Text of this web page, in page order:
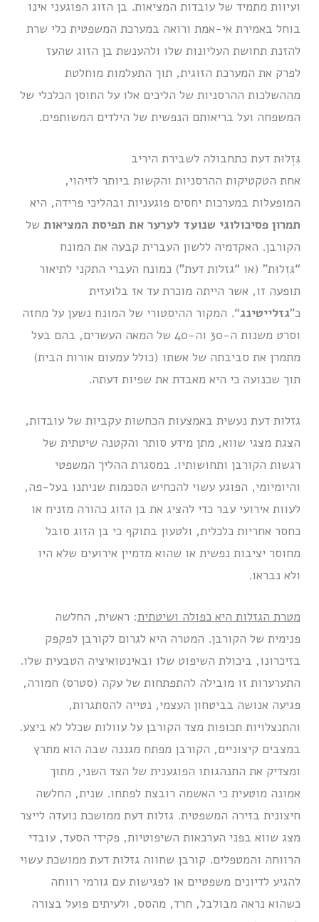
ועיוות מתמיד של עובדות המציאות. בן הזוג הפוגעני אינו
בוחל באמירת אי-אמת ורואה במערכת המשפטית כלי שרת
להזנת תחושת העליונות שלו ולהענשת בן הזוג שהעז
לפרק את המערכת הזוגית, תוך התעלמות מוחלטת
מההשלכות ההרסניות של הליכים אלו על החוסן הכלכלי של
המשפחה ועל בריאותם הנפשית של הילדים המשותפים.
גִּזְלוּת דעת כתחבולה לשבירת היריב
אחת הטקטיקות ההרסניות והקשות ביותר לזיהוי,
המופעלות במערכות יחסים פוגעניות ובהליכי פרידה, היא
תמרון פסיכולוגי שנועד לערער את תפיסת המציאות של
הקורבן. האקדמיה ללשון העברית קבעה את המונח
“גִּזְלוּת” (או “גזלות דעת”) כמונח העברי התקני לתיאור
תופעה זו, אשר הייתה מוכרת עד אז בלועזית
כ”גזלייטינג“. המקור ההיסטורי של המונח נשען על מחזה
וסרט משנות ה-30 וה-40 של המאה העשרים, בהם בעל
מתמרן את סביבתה של אשתו (כולל עמעום אורות הבית)
תוך שכנועה כי היא מאבדת את שפיות דעתה.
גזלות דעת נעשית באמצעות הכחשות עקביות של עובדות,
הצגת מצגי שווא, מתן מידע סותר והקטנה שיטתית של
רגשות הקורבן ותחושותיו. במסגרת ההליך המשפטי
והיומיומי, הפוגע עשוי להכחיש הסכמות שניתנו בעל-פה,
לעוות אירועי עבר כדי להציג את בן הזוג כהורה מזניח או
כחסר אחריות כלכלית, ולטעון בתוקף כי בן הזוג סובל
מחוסר יציבות נפשית או שהוא מדמיין אירועים שלא היו
ולא נבראו.
מטרת הגזלות היא כפולה ושיטתית: ראשית, החלשה
פנימית של הקורבן. המטרה היא לגרום לקורבן לפקפק
בזיכרונו, ביכולת השיפוט שלו ובאינטואיציה הטבעית שלו.
התערערות זו מובילה להתפתחות של עקה (סטרס) חמורה,
פגיעה אנושה בביטחון העצמי, נטייה להסתגרות,
והתנצלויות תכופות מצד הקורבן על עוולות שכלל לא ביצע.
במצבים קיצוניים, הקורבן מפתח מגננה שבה הוא מתרץ
ומצדיק את התנהגותו הפוגענית של הצד השני, מתוך
אמונה מוטעית כי האשמה רובצת לפתחו. שנית, החלשה
חיצונית בזירה המשפטית. גזלות דעת ממושכת נועדה לייצר
מצג שווא בפני הערכאות השיפוטיות, פקידי הסעד, עובדי
הרווחה והמטפלים. קורבן שחווה גזלות דעת ממושכת עשוי
להגיע לדיונים משפטיים או לפגישות עם גורמי רווחה
כשהוא נראה מבולבל, חרד, מהסס, ולעיתים פועל בצורה